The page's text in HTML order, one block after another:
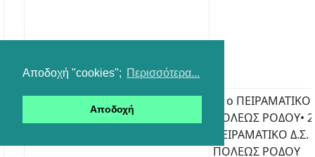
Αποδοχή "cookies"; Περισσότερα...
Αποδοχή
91000409100203
• 1ο ΠΕΙΡΑΜΑΤΙΚΟ
ΠΟΛΕΩΣ ΡΟΔΟΥ•
ΠΕΙΡΑΜΑΤΙΚΟ Δ.Σ.
ΠΟΛΕΩΣ ΡΟΔΟΥ